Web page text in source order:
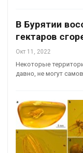
В Бурятии
гектаров
Окт 11, 2022
Некоторые
давно, не могут